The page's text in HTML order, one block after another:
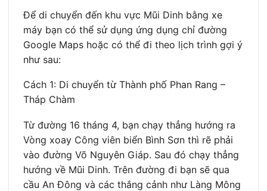
Để di chuyển đến khu vực Mũi Dinh bằng xe
máy bạn có thể sử dụng ứng dụng chỉ đường
Google Maps hoặc có thể đi theo lịch trình gợi ý
như sau:
Cách 1: Di chuyển từ Thành phố Phan Rang –
Tháp Chàm
Từ đường 16 tháng 4, bạn chạy thẳng hướng ra
Vòng xoay Công viên biển Bình Sơn thì rẽ phải
vào đường Võ Nguyên Giáp. Sau đó chạy thẳng
hướng về Mũi Dinh. Trên đường đi bạn sẽ qua
cầu An Đông và các thắng cảnh như Làng Mông